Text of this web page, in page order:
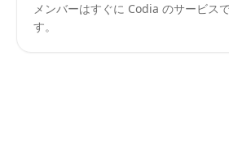
メンバーはすぐに Codia のサービス
す。